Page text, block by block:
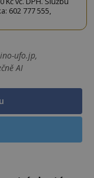
602 777 555,
ufo.jp,
AI